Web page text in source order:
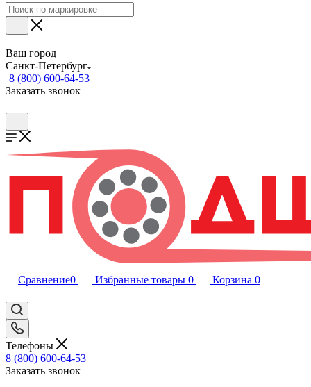
Ваш город
Санкт-Петербург
8 (800) 600-64-53
Заказать звонок
Сравнение0 Избранные товары 0 Корзина 0
Телефоны
8 (800) 600-64-53
Заказать звонок